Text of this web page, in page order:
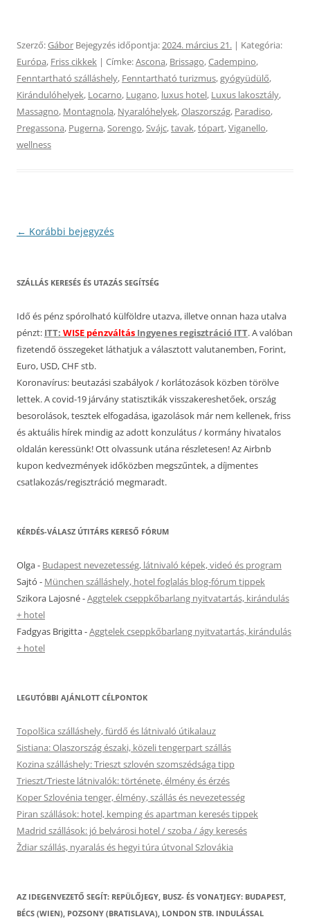
Szerző:Gábor Bejegyzés időpontja:2024. március 21. | Kategória:
Európa, Friss cikkek | Címke:Ascona, Brissago,Cadempino,
Fenntartható szálláshely, Fenntartható turizmus,gyógyüdülő,
Kirándulóhelyek, Locarno, Lugano, luxus hotel, Luxus lakosztály,
Massagno, Montagnola, Nyaralóhelyek,Olaszország, Paradiso,
Pregassona, Pugerna,Sorengo,Svájc,tavak,tópart,Viganello,
wellness
Bejegyzés
← Korábbi bejegyzés
SZÁLLÁS KERESÉS ÉS UTAZÁS SEGÍTSÉG
Idő és pénz spórolható külföldre utazva, illetve onnan haza utalva
pénzt: ITT: WISE pénzváltás Ingyenes regisztráció ITT. A valóban
fizetendő összegeket láthatjuk a választott valutanemben, Forint,
Euro, USD, CHF stb.
Koronavírus: beutazási szabályok / korlátozások közben törölve
lettek. A covid-19 járvány statisztikák visszakereshetőek, ország
besorolások, tesztek elfogadása, igazolások már nem kellenek, friss
és aktuális hírek mindig az adott konzulátus / kormány hivatalos
oldalán keressünk! Ott olvassunk utána részletesen! Az Airbnb
kupon kedvezmények időközben megszűntek, a díjmentes
csatlakozás/regisztráció megmaradt.
KÉRDÉS-VÁLASZ ÚTITÁRS KERESŐ FÓRUM
Olga- Budapest nevezetesség, látnivaló képek, videó és program
Sajtó - München szálláshely, hotel foglalás blog-fórum tippek
Szikora Lajosné-Aggtelek cseppkőbarlang nyitvatartás, kirándulás
+ hotel
Fadgyas Brigitta-Aggtelek cseppkőbarlang nyitvatartás, kirándulás
+ hotel
LEGUTÓBBI AJÁNLOTT CÉLPONTOK
Topolšica szálláshely, fürdő és látnivaló útikalauz
Sistiana: Olaszország északi, közeli tengerpart szállás
Kozina szálláshely: Trieszt szlovén szomszédsága tipp
Trieszt/Trieste látnivalók: története, élmény és érzés
Koper Szlovénia tenger, élmény, szállás és nevezetesség
Piran szállások: hotel, kemping és apartman keresés tippek
Madrid szállások: jó belvárosi hotel / szoba / ágy keresés
Ždiar szállás, nyaralás és hegyi túra útvonal Szlovákia
AZ IDEGENVEZETŐ SEGÍT: REPÜLŐJEGY, BUSZ- ÉS VONATJEGY: BUDAPEST,
BÉCS (WIEN), POZSONY (BRATISLAVA), LONDON STB. INDULÁSSAL